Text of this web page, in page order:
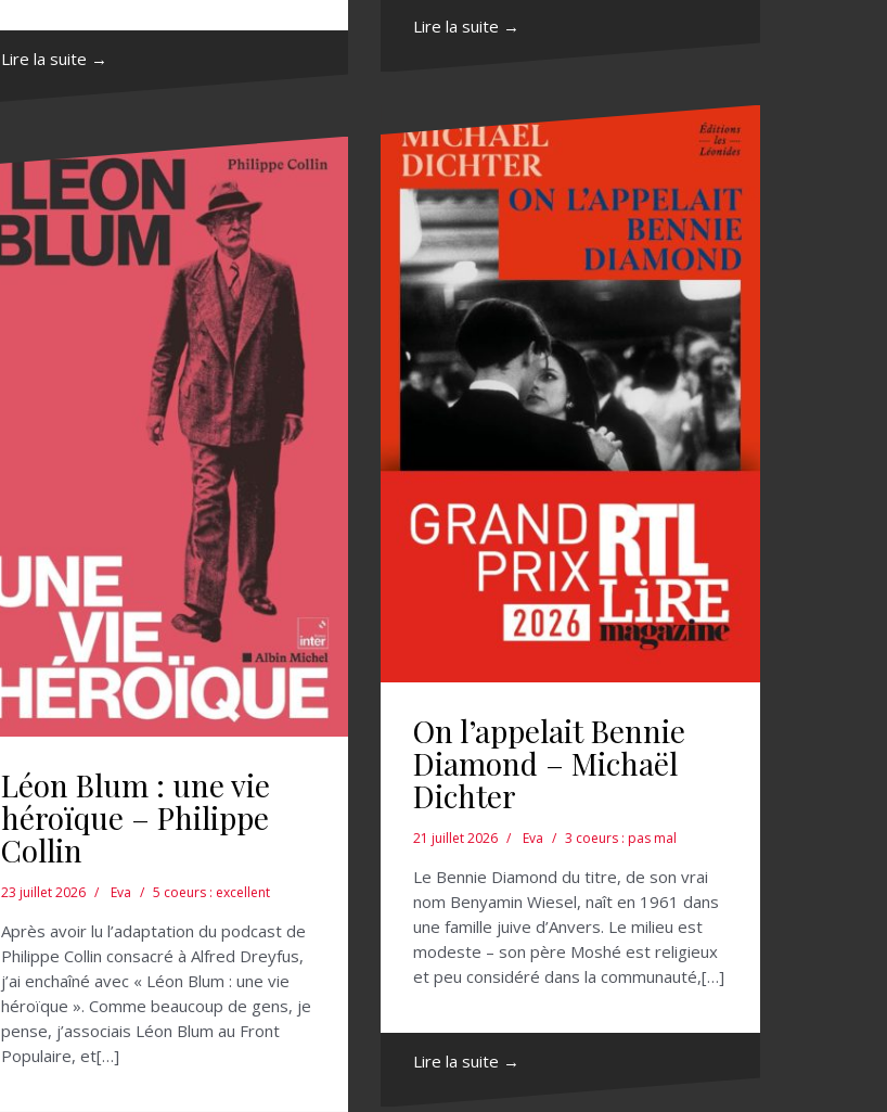
Lire la suite →
Lire la suite →
Léon Blum : une vie
héroïque – Philippe
Collin
23 juillet 2026 Eva 5 coeurs : excellent
Après avoir lu l’adaptation du podcast de
Philippe Collin consacré à Alfred Dreyfus,
j’ai enchaîné avec « Léon Blum : une vie
héroïque ». Comme beaucoup de gens, je
pense, j’associais Léon Blum au Front
Populaire, et[…]
On l’appelait Bennie
Diamond – Michaël
Dichter
21 juillet 2026 Eva 3 coeurs : pas mal
Le Bennie Diamond du titre, de son vrai
nom Benyamin Wiesel, naît en 1961 dans
une famille juive d’Anvers. Le milieu est
modeste – son père Moshé est religieux
et peu considéré dans la communauté,[…]
Lire la suite →